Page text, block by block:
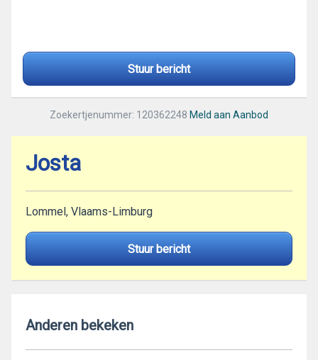
Stuur bericht
Zoekertjenummer: 120362248 Meld aan Aanbod
Josta
Lommel, Vlaams-Limburg
Stuur bericht
Anderen bekeken